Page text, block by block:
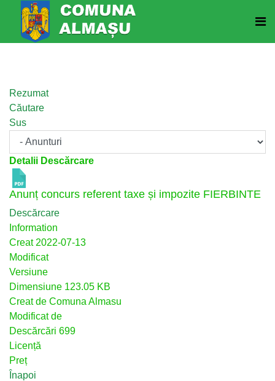
Rezumat
Căutare
Sus
Detalii Descărcare
Anunț concurs referent taxe și impozite FIERBINTE
Descărcare
Information
Creat 2022-07-13
Modificat
Versiune
Dimensiune 123.05 KB
Creat de Comuna Almasu
Modificat de
Descărcări 699
Licență
Preț
Înapoi